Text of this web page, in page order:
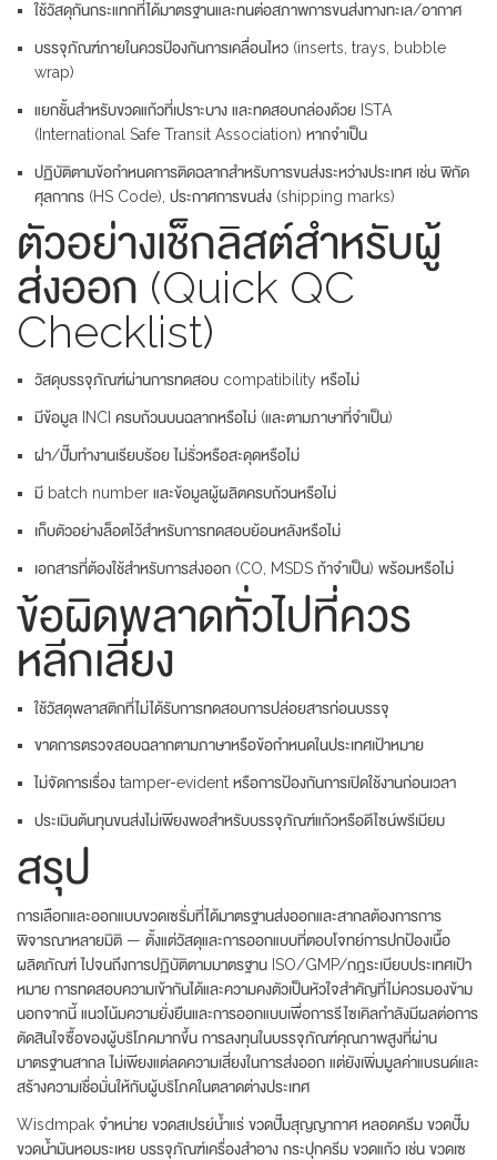
ใช้วัสดุกันกระแทกที่ได้มาตรฐานและทนต่อสภาพการขนส่งทางทะเล/อากาศ
บรรจุภัณฑ์ภายในควรป้องกันการเคลื่อนไหว (inserts, trays, bubble
wrap)
แยกชั้นสำหรับขวดแก้วที่เปราะบาง และทดสอบกล่องด้วย ISTA
(International Safe Transit Association) หากจำเป็น
ปฏิบัติตามข้อกำหนดการติดฉลากสำหรับการขนส่งระหว่างประเทศ เช่น พิกัด
ศุลกากร (HS Code), ประกาศการขนส่ง (shipping marks)
ตัวอย่างเช็กลิสต์สำหรับผู้
ส่งออก (Quick QC
Checklist)
วัสดุบรรจุภัณฑ์ผ่านการทดสอบ compatibility หรือไม่
มีข้อมูล INCI ครบถ้วนบนฉลากหรือไม่ (และตามภาษาที่จำเป็น)
ฝา/ปั๊มทำงานเรียบร้อย ไม่รั่วหรือสะดุดหรือไม่
มี batch number และข้อมูลผู้ผลิตครบถ้วนหรือไม่
เก็บตัวอย่างล็อตไว้สำหรับการทดสอบย้อนหลังหรือไม่
เอกสารที่ต้องใช้สำหรับการส่งออก (CO, MSDS ถ้าจำเป็น) พร้อมหรือไม่
ข้อผิดพลาดทั่วไปที่ควร
หลีกเลี่ยง
ใช้วัสดุพลาสติกที่ไม่ได้รับการทดสอบการปล่อยสารก่อนบรรจุ
ขาดการตรวจสอบฉลากตามภาษาหรือข้อกำหนดในประเทศเป้าหมาย
ไม่จัดการเรื่อง tamper-evident หรือการป้องกันการเปิดใช้งานก่อนเวลา
ประเมินต้นทุนขนส่งไม่เพียงพอสำหรับบรรจุภัณฑ์แก้วหรือดีไซน์พรีเมียม
สรุป
การเลือกและออกแบบขวดเซรั่มที่ได้มาตรฐานส่งออกและสากลต้องการการ
พิจารณาหลายมิติ — ตั้งแต่วัสดุและการออกแบบที่ตอบโจทย์การปกป้องเนื้อ
ผลิตภัณฑ์ ไปจนถึงการปฏิบัติตามมาตรฐาน ISO/GMP/กฎระเบียบประเทศเป้า
หมาย การทดสอบความเข้ากันได้และความคงตัวเป็นหัวใจสำคัญที่ไม่ควรมองข้าม
นอกจากนี้ แนวโน้มความยั่งยืนและการออกแบบเพื่อการรีไซเคิลกำลังมีผลต่อการ
ตัดสินใจซื้อของผู้บริโภคมากขึ้น การลงทุนในบรรจุภัณฑ์คุณภาพสูงที่ผ่าน
มาตรฐานสากล ไม่เพียงแต่ลดความเสี่ยงในการส่งออก แต่ยังเพิ่มมูลค่าแบรนด์และ
สร้างความเชื่อมั่นให้กับผู้บริโภคในตลาดต่างประเทศ
Wisdmpak จำหน่าย ขวดสเปรย์น้ำแร่ ขวดปั๊มสุญญากาศ หลอดครีม ขวดปั๊ม
ขวดน้ำมันหอมระเหย บรรจุภัณฑ์เครื่องสำอาง กระปุกครีม ขวดแก้ว เช่น ขวดเซ